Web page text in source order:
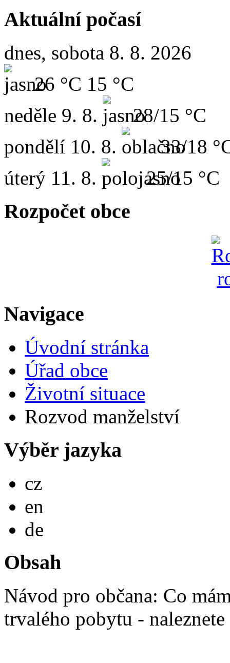
Aktuální počasí
dnes, sobota 8. 8. 2026
26 °C 15 °C
neděle 9. 8.
28/15 °C
pondělí 10. 8.
33/18
úterý 11. 8. 25/15 °C
Rozpočet obce
Navigace
Úvodní stránka
Úřad obce
Životní situace
Rozvod manželství
Výběr jazyka
cz
en
de
Obsah
Návod pro občana: Co
trvalého pobytu - naleznete